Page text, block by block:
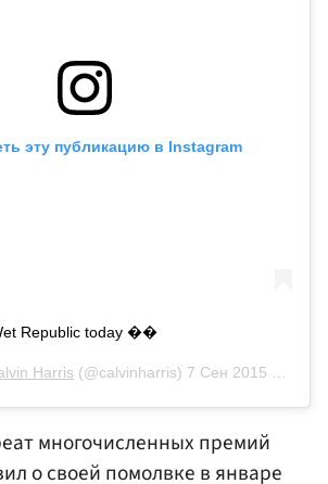
эту публикацию в Instagram
Republic today ��
Harris (@calvinharris) 7 Сен 2015 в 6:38 PDT
многочисленных премий
о своей помолвке в январе